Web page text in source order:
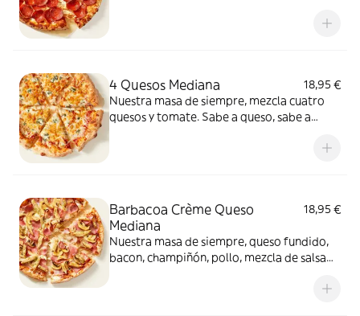
4 Quesos Mediana
18,95 €
Nuestra masa de siempre, mezcla cuatro
quesos y tomate. Sabe a queso, sabe a
Barbacoa Crème Queso
Mediana
18,95 €
Nuestra masa de siempre, queso fundido,
bacon, champiñón, pollo, mezcla de salsa